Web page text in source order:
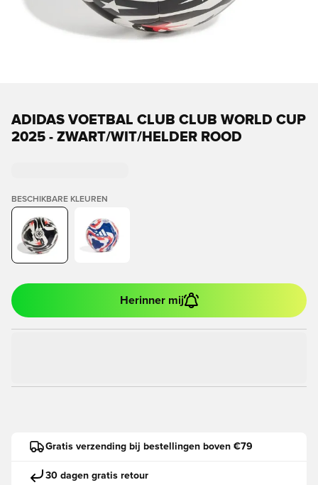
ADIDAS VOETBAL CLUB CLUB WORLD CUP
2025 - ZWART/WIT/HELDER ROOD
BESCHIKBARE KLEUREN
Herinner mij
Gratis verzending bij bestellingen boven €79
30 dagen gratis retour